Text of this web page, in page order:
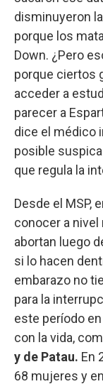
disminuyeron
porque los
Down. ¿Pero
porque ciertos
acceder a
parecer a
dice el médico
posible
que regula la
Desde el MSP,
conocer a nivel
abortan luego
si lo hacen
embarazo no
para la
este período
con la vida,
y de Patau. En
68 mujeres y